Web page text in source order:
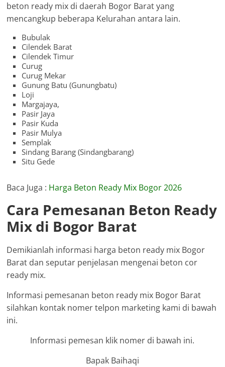
beton ready mix di daerah Bogor Barat yang
mencangkup beberapa Kelurahan antara lain.
Bubulak
Cilendek Barat
Cilendek Timur
Curug
Curug Mekar
Gunung Batu (Gunungbatu)
Loji
Margajaya,
Pasir Jaya
Pasir Kuda
Pasir Mulya
Semplak
Sindang Barang (Sindangbarang)
Situ Gede
Baca Juga : Harga Beton Ready Mix Bogor 2026
Cara Pemesanan Beton Ready
Mix di Bogor Barat
Demikianlah informasi harga beton ready mix Bogor
Barat dan seputar penjelasan mengenai beton cor
ready mix.
Informasi pemesanan beton ready mix Bogor Barat
silahkan kontak nomer telpon marketing kami di bawah
ini.
Informasi pemesan klik nomer di bawah ini.
Bapak Baihaqi